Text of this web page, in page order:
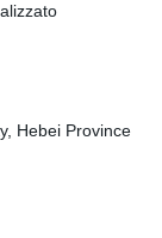
Hebei Province